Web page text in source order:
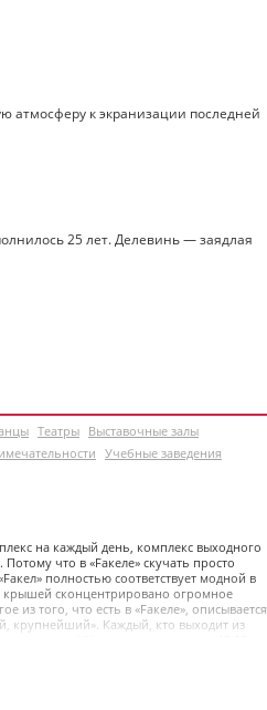
атмосферу к экранизации последней
25 лет. Делевинь — заядлая
Театры Выставочные залы
Учебные заведения
на каждый день, комплекс выходного
что в «Fакеле» скучать просто
полностью соответствует модной в
сконцентрировано огромное
из того, что есть в «Fакеле», описывается
крупнейший». Каждый, кто выходит из